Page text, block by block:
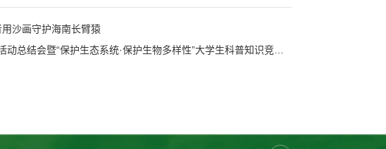
沙画守护海南长臂猿